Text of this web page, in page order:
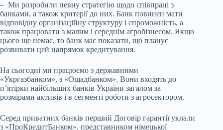
– Ми розробили певну стратегію щодо співпраці з
банками, а також критерії до них. Банк повинен мати
відповідну організаційну структуру і спроможність, а
також працювати з малим і середнім агробізнесом. Якщо
цього ще немає, то банк має показати, що планує
розвивати цей напрямок кредитування.
На сьогодні ми працюємо з державними
«Укргазбанком», з «Ощадбанком». Вони входять до
п’ятірки найбільших банків України загалом за
розмірами активів і в сегменті роботи з агросектором.
Серед приватних банків перший Договір гарантії уклали
з «ПроКредитБанком», представником німецької